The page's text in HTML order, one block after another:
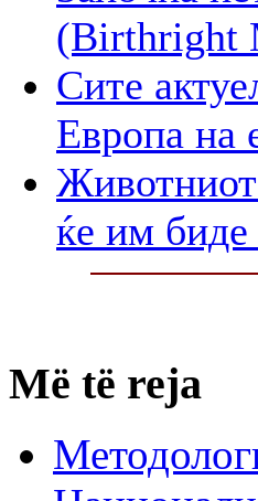
(Birthright
Сите
Европа на
Животниот
ќе им биде
Më të reja